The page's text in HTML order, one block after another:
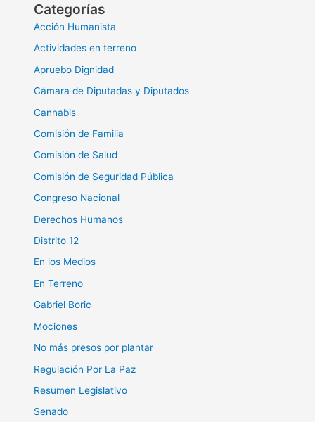
Categorías
Acción Humanista
Actividades en terreno
Apruebo Dignidad
Cámara de Diputadas y Diputados
Cannabis
Comisión de Familia
Comisión de Salud
Comisión de Seguridad Pública
Congreso Nacional
Derechos Humanos
Distrito 12
En los Medios
En Terreno
Gabriel Boric
Mociones
No más presos por plantar
Regulación Por La Paz
Resumen Legislativo
Senado